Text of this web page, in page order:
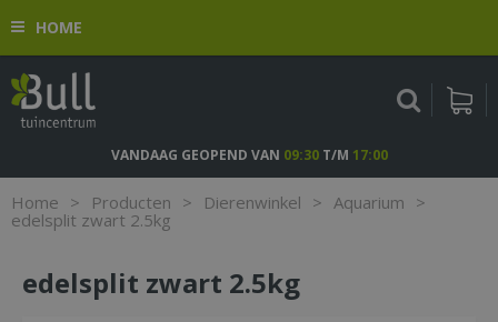
n
o
HOME
Home > Producten > Dierenwinkel > Aquarium >
edelsplit zwart 2.5kg
VANDAAG GEOPEND VAN 09:30T/M 17:00
edelsplit zwart 2.5kg